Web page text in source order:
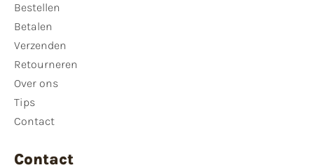
Bestellen
Betalen
Verzenden
Retourneren
Over ons
Tips
Contact
Contact